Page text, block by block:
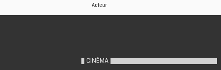
Acteur
CINÉMA